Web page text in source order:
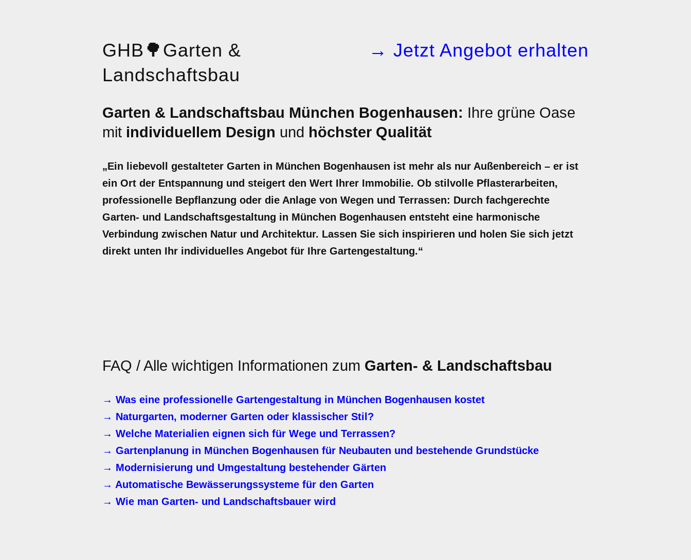
GHB 🌳Garten &
Landschaftsbau
→ Jetzt Angebot erhalten
Garten & Landschaftsbau München Bogenhausen: Ihre grüne Oase
mit individuellem Design und höchster Qualität
„Ein liebevoll gestalteter Garten in München Bogenhausen ist mehr als nur Außenbereich – er ist
ein Ort der Entspannung und steigert den Wert Ihrer Immobilie. Ob stilvolle Pflasterarbeiten,
professionelle Bepflanzung oder die Anlage von Wegen und Terrassen: Durch fachgerechte
Garten- und Landschaftsgestaltung in München Bogenhausen entsteht eine harmonische
Verbindung zwischen Natur und Architektur. Lassen Sie sich inspirieren und holen Sie sich jetzt
direkt unten Ihr individuelles Angebot für Ihre Gartengestaltung.“
FAQ / Alle wichtigen Informationen zum Garten- & Landschaftsbau
→ Was eine professionelle Gartengestaltung in München Bogenhausen kostet
→ Naturgarten, moderner Garten oder klassischer Stil?
→ Welche Materialien eignen sich für Wege und Terrassen?
→ Gartenplanung in München Bogenhausen für Neubauten und bestehende Grundstücke
→ Modernisierung und Umgestaltung bestehender Gärten
→ Automatische Bewässerungssysteme für den Garten
→ Wie man Garten- und Landschaftsbauer wird